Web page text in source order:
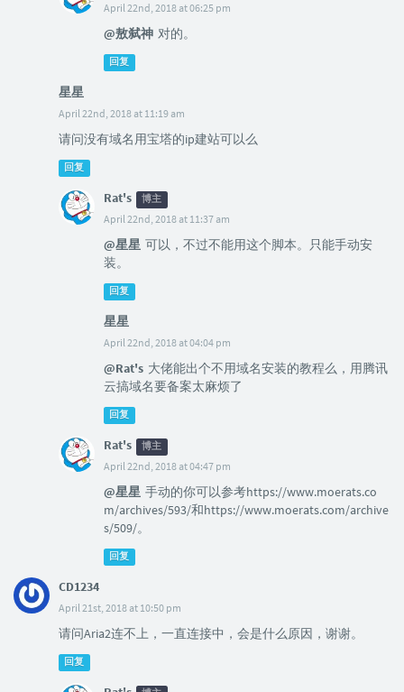
April 22nd, 2018 at 06:25 pm
@敖弑神 对的。
回复
星星
April 22nd, 2018 at 11:19 am
请问没有域名用宝塔的ip建站可以么
回复
Rat's 博主
April 22nd, 2018 at 11:37 am
@星星 可以，不过不能用这个脚本。只能手动安
装。
回复
星星
April 22nd, 2018 at 04:04 pm
@Rat's 大佬能出个不用域名安装的教程么，用腾讯
云搞域名要备案太麻烦了
回复
Rat's 博主
April 22nd, 2018 at 04:47 pm
@星星 手动的你可以参考https://www.moerats.co
m/archives/593/和https://www.moerats.com/archive
s/509/。
回复
CD1234
April 21st, 2018 at 10:50 pm
请问Aria2连不上，一直连接中，会是什么原因，谢谢。
回复